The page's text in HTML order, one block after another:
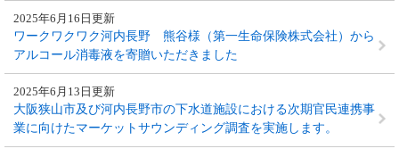
ワークワクワク河内長野 熊谷様（第一生命保険株式会社）から
アルコール消毒液を寄贈いただきました
2025年6月16日更新
大阪狭山市及び河内長野市の下水道施設における次期官民連携事
業に向けたマーケットサウンディング調査を実施します。
2025年6月13日更新